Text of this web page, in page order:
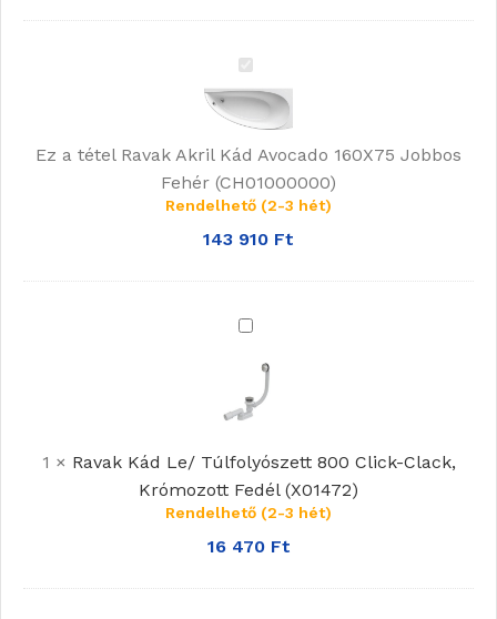
Ravak
Akril
Kád
Avocado
160X75
Jobbos
Fehér
Ez a tétel Ravak Akril Kád Avocado 160X75 Jobbos
Fehér (CH01000000)
Rendelhető (2-3 hét)
143 910 Ft
Ravak
Le/
Túlfolyószett
Click-
Clack,
Krómozott
Fedél
1 × Ravak Kád Le/ Túlfolyószett 800 Click-Clack,
Krómozott Fedél (X01472)
Rendelhető (2-3 hét)
16 470 Ft